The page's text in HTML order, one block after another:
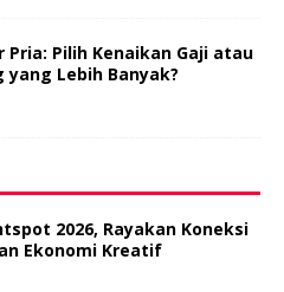
Pria: Pilih Kenaikan Gaji atau
yang Lebih Banyak?
2026, Rayakan Koneksi
Ekonomi Kreatif